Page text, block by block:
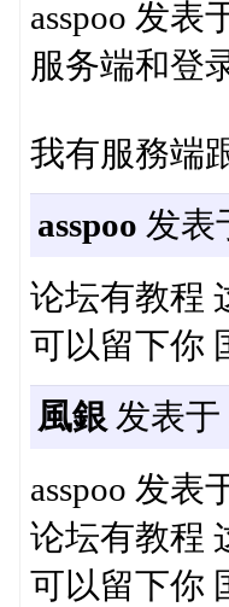
asspoo 发表
服务端和登
我有服務端
asspoo 发表
论坛有教程
可以留下你
風銀 发表于
asspoo 发表
论坛有教程
可以留下你